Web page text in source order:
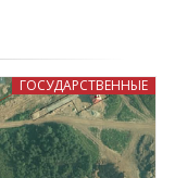
ГОСУДАРСТВЕННЫЕ